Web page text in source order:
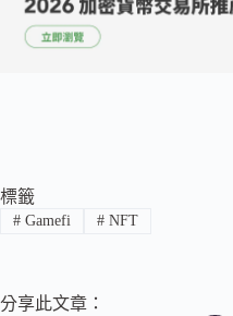
標籤
#Gamefi #NFT
分享此文章：